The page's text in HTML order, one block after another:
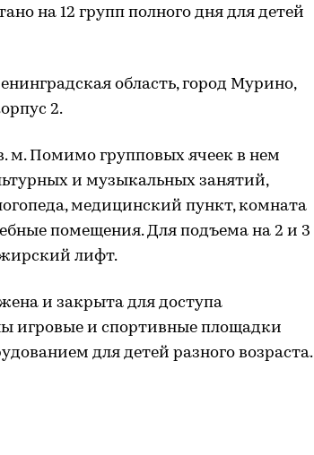
на 12 групп полного дня для детей
область, город Мурино,
2.
м. Помимо групповых ячеек в нем
и музыкальных занятий,
медицинский пункт, комната
помещения. Для подъема на 2 и 3
лифт.
и закрыта для доступа
игровые и спортивные площадки
для детей разного возраста.